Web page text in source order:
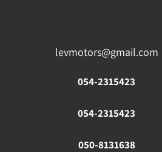
levmotors@gmail.com
054-2315423
054-2315423
050-8131638